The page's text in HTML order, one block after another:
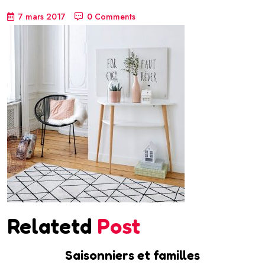
7 mars 2017 0 Comments
Relatetd Post
Saisonniers et familles